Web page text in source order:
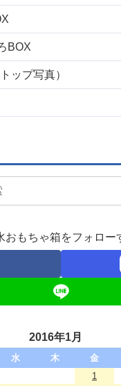
BOX
ップ写真）
おもちゃ箱をフォロー
2016年1月
水 木 金
1